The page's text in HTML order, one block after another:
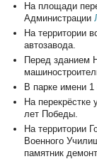
На площади
Администрации
На территории
автозавода.
Перед зданием
В парке имени 1
На перекрёстке
лет Победы.
На территории
Военного
памятник